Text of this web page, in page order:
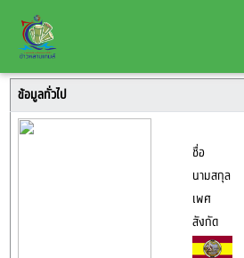
ข้อมูลทั่วไป
ชื่อ
นามสกุล
เพศ
สังกัด